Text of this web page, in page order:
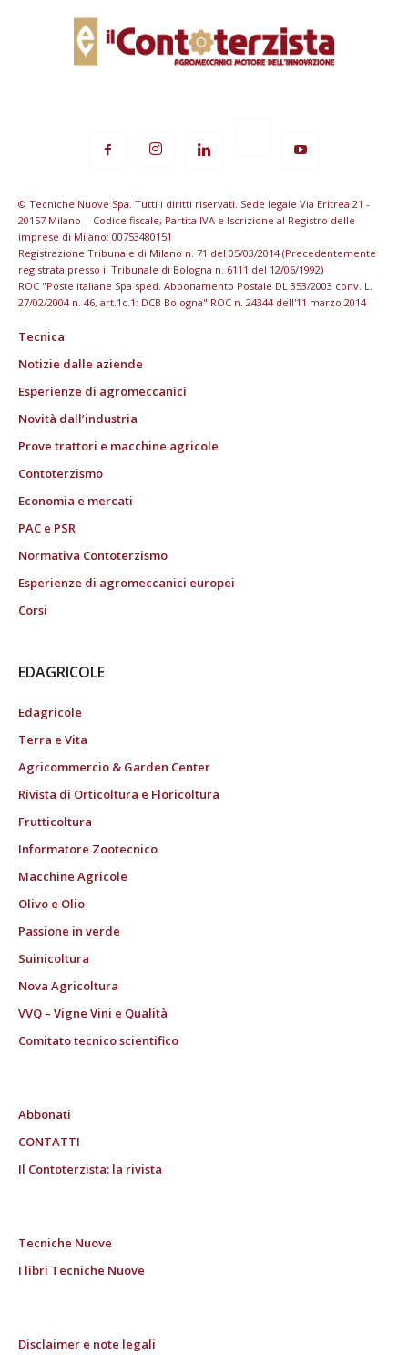
© Tecniche Nuove Spa. Tutti i diritti riservati. Sede legale Via Eritrea 21 -
20157 Milano | Codice fiscale, Partita IVA e Iscrizione al Registro delle
imprese di Milano: 00753480151
Registrazione Tribunale di Milano n. 71 del 05/03/2014 (Precedentemente
registrata presso il Tribunale di Bologna n. 6111 del 12/06/1992)
ROC "Poste italiane Spa sped. Abbonamento Postale DL 353/2003 conv. L.
27/02/2004 n. 46, art.1c.1: DCB Bologna" ROC n. 24344 dell'11 marzo 2014
Tecnica
Notizie dalle aziende
Esperienze di agromeccanici
Novità dall’industria
Prove trattori e macchine agricole
Contoterzismo
Economia e mercati
PAC e PSR
Normativa Contoterzismo
Esperienze di agromeccanici europei
Corsi
EDAGRICOLE
Edagricole
Terra e Vita
Agricommercio & Garden Center
Rivista di Orticoltura e Floricoltura
Frutticoltura
Informatore Zootecnico
Macchine Agricole
Olivo e Olio
Passione in verde
Suinicoltura
Nova Agricoltura
VVQ – Vigne Vini e Qualità
Comitato tecnico scientifico
Abbonati
CONTATTI
Il Contoterzista: la rivista
Tecniche Nuove
I libri Tecniche Nuove
Disclaimer e note legali